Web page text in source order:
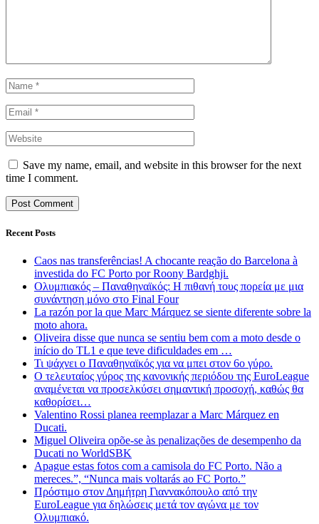
Save my name, email, and website in this browser for the next
time I comment.
Recent Posts
Caos nas transferências! A chocante reação do Barcelona à
investida do FC Porto por Roony Bardghji.
Ολυμπιακός – Παναθηναϊκός: Η πιθανή τους πορεία με μια
συνάντηση μόνο στο Final Four
La razón por la que Marc Márquez se siente diferente sobre la
moto ahora.
Oliveira disse que nunca se sentiu bem com a moto desde o
início do TL1 e que teve dificuldades em …
Τι ψάχνει ο Παναθηναϊκός για να μπει στον 6ο γύρο.
Ο τελευταίος γύρος της κανονικής περιόδου της EuroLeague
αναμένεται να προσελκύσει σημαντική προσοχή, καθώς θα
καθορίσει…
Valentino Rossi planea reemplazar a Marc Márquez en
Ducati.
Miguel Oliveira opõe-se às penalizações de desempenho da
Ducati no WorldSBK
Apague estas fotos com a camisola do FC Porto. Não a
mereces.”, “Nunca mais voltarás ao FC Porto.”
Πρόστιμο στον Δημήτρη Γιαννακόπουλο από την
EuroLeague για δηλώσεις μετά τον αγώνα με τον
Ολυμπιακό.